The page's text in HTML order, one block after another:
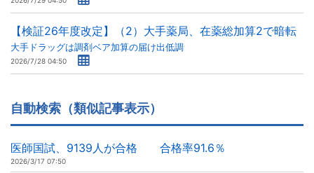
【検証26年度改定】（2）大手薬局、在薬総加算2で暗転
大手ドラッグは調剤ベア加算の届け出低調
2026/7/28 04:50
自動検索（類似記事表示）
医師国試、9139人が合格 合格率91.6％
2026/3/17 07:50